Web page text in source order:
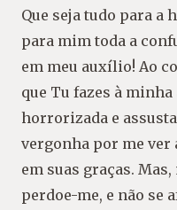
Que seja tudo para a
para mim toda a
em meu auxílio! Ao
que Tu fazes à
horrorizada e
vergonha por me
em suas graças. Mas,
perdoe-me, e não se